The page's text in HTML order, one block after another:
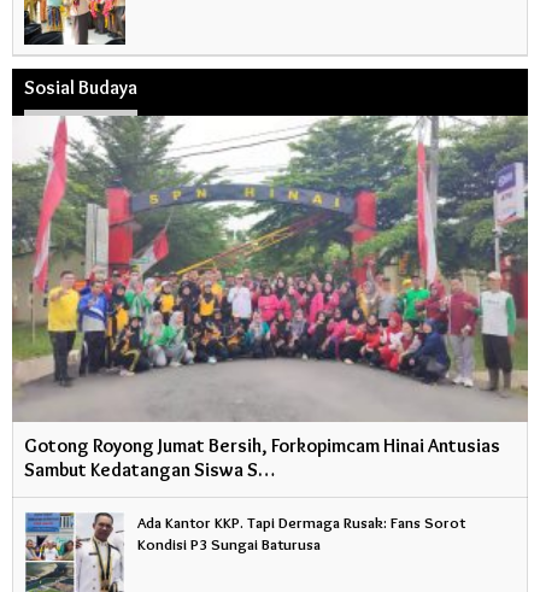
Sosial Budaya
Gotong Royong Jumat Bersih, Forkopimcam Hinai Antusias
Sambut Kedatangan Siswa S…
Ada Kantor KKP. Tapi Dermaga Rusak: Fans Sorot
Kondisi P3 Sungai Baturusa